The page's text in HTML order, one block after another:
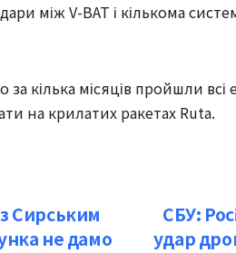
між V-BAT і кількома
кілька місяців пройшли
на крилатих ракетах Ruta.
СБУ:
удар
Сирським
не дамо